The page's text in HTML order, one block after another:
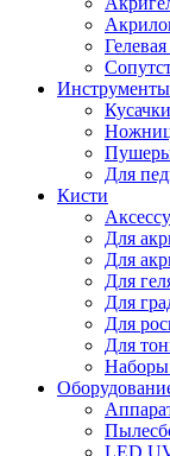
Инструменты
Для
Кисти
Для
Для
Для
Для
Для
Для
Наборы